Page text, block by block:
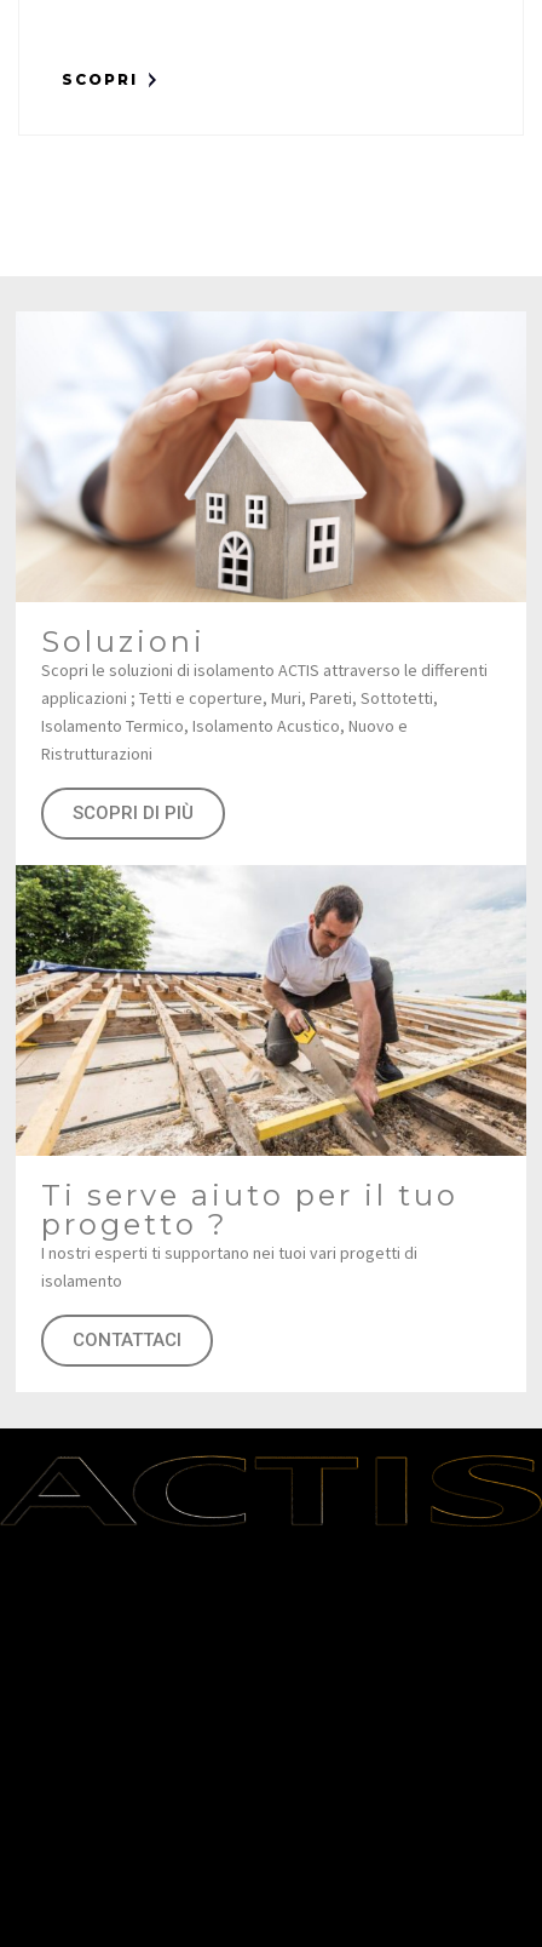
SCOPRI
Soluzioni
Scopri le soluzioni di isolamento ACTIS attraverso le differenti
applicazioni ; Tetti e coperture, Muri, Pareti, Sottotetti,
Isolamento Termico, Isolamento Acustico, Nuovo e
Ristrutturazioni
SCOPRI DI PIÙ
Ti serve aiuto per il tuo
progetto ?
I nostri esperti ti supportano nei tuoi vari progetti di
isolamento
CONTATTACI